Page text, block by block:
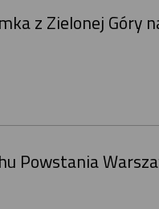
z Zielonej Góry
Powstania